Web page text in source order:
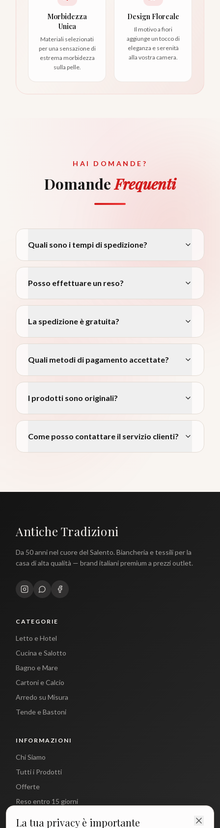
Morbidezza
Unica
Materiali selezionati
per una sensazione di
estrema morbidezza
sulla pelle.
Design Floreale
Il motivo a fiori
aggiunge un tocco di
eleganza e serenità
alla vostra camera.
HAI DOMANDE?
DomandeFrequenti
Quali sono i tempi di spedizione?
Posso effettuare un reso?
La spedizione è gratuita?
Quali metodi di pagamento accettate?
I prodotti sono originali?
Come posso contattare il servizio clienti?
Antiche Tradizioni
Da 50 anni nel cuore del Salento. Biancheria e tessili per la
casa di alta qualità — brand italiani premium a prezzi outlet.
CATEGORIE
Letto e Hotel
Cucina e Salotto
Bagno e Mare
Cartoni e Calcio
Arredo su Misura
Tende e Bastoni
INFORMAZIONI
Chi Siamo
Tutti i Prodotti
Offerte
Reso entro 15 giorni
La tua privacy è importante